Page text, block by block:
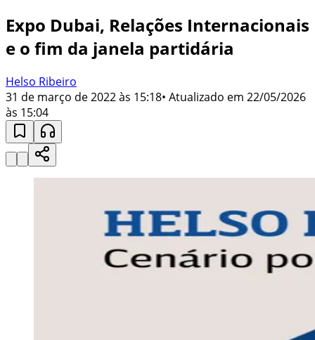
Expo Dubai, Relações Internacionais
e o fim da janela partidária
Helso Ribeiro
31 de março de 2022 às 15:18• Atualizado em 22/05/2026
às 15:04